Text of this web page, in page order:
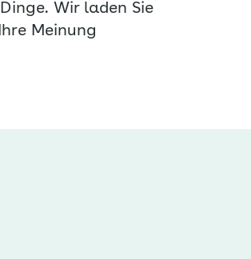
Wir laden Sie
Meinung